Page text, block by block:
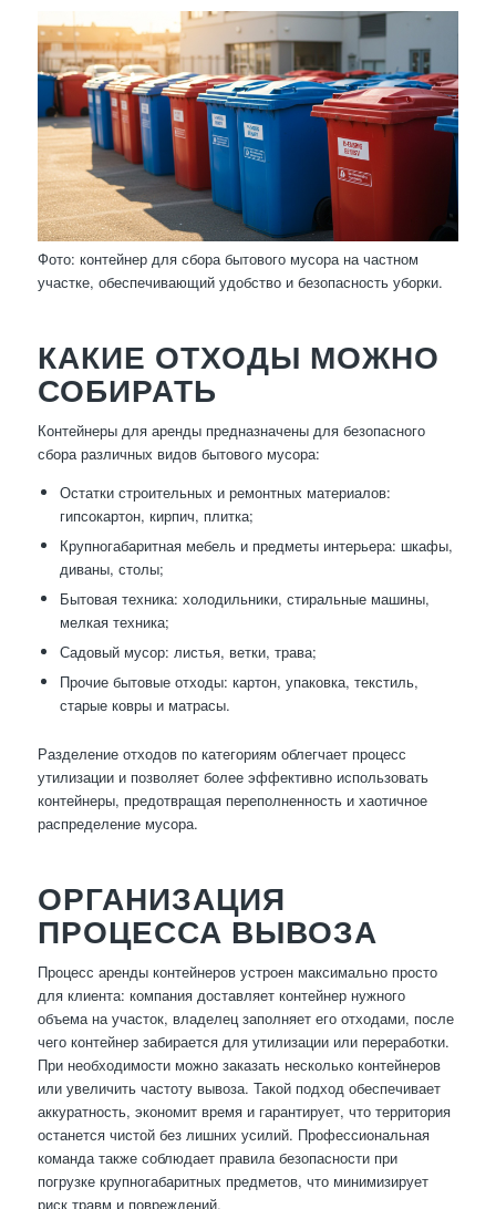
Фото: контейнер для сбора бытового мусора на частном
участке, обеспечивающий удобство и безопасность уборки.
КАКИЕ ОТХОДЫ МОЖНО
СОБИРАТЬ
Контейнеры для аренды предназначены для безопасного
сбора различных видов бытового мусора:
Остатки строительных и ремонтных материалов:
гипсокартон, кирпич, плитка;
Крупногабаритная мебель и предметы интерьера: шкафы,
диваны, столы;
Бытовая техника: холодильники, стиральные машины,
мелкая техника;
Садовый мусор: листья, ветки, трава;
Прочие бытовые отходы: картон, упаковка, текстиль,
старые ковры и матрасы.
Разделение отходов по категориям облегчает процесс
утилизации и позволяет более эффективно использовать
контейнеры, предотвращая переполненность и хаотичное
распределение мусора.
ОРГАНИЗАЦИЯ
ПРОЦЕССА ВЫВОЗА
Процесс аренды контейнеров устроен максимально просто
для клиента: компания доставляет контейнер нужного
объема на участок, владелец заполняет его отходами, после
чего контейнер забирается для утилизации или переработки.
При необходимости можно заказать несколько контейнеров
или увеличить частоту вывоза. Такой подход обеспечивает
аккуратность, экономит время и гарантирует, что территория
останется чистой без лишних усилий. Профессиональная
команда также соблюдает правила безопасности при
погрузке крупногабаритных предметов, что минимизирует
риск травм и повреждений.